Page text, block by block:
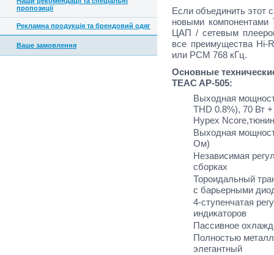
пропозиції
Рекламна продукція та брендовий одяг
Ваше замовлення
Если объединить этот
новыми
ЦАП / сетевым
все преимущества Hi-
или PCM 768 кГц.
Основные
TEAC AP-505:
Выходная
THD 0.8%), 70 Вт
Hypex
Выходная
Ом)
Независимая
сборках
Тороидальный
с барьерными
4-ступенчатая
индикаторов
Пассивное
Полностью
элегантный